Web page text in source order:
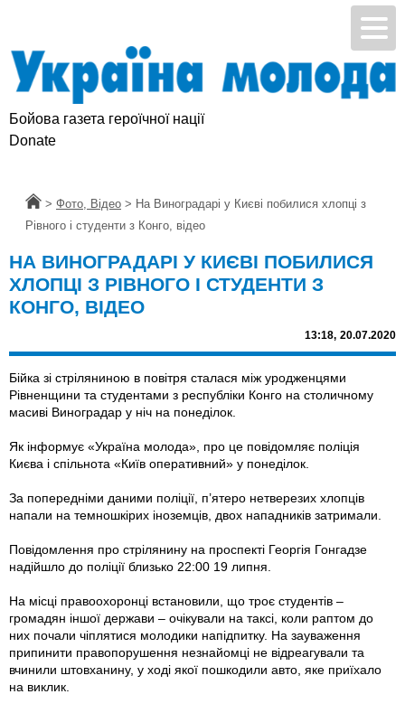
Бойова газета героїчної нації
Donate
Головна
> Фото, Відео > На Виноградарі у Києві побилися хлопці з
Рівного і студенти з Конго, відео
НА ВИНОГРАДАРІ У КИЄВІ ПОБИЛИСЯ
ХЛОПЦІ З РІВНОГО І СТУДЕНТИ З
КОНГО, ВІДЕО
13:18, 20.07.2020
Бійка зі стріляниною в повітря сталася між уродженцями
Рівненщини та студентами з республіки Конго на столичному
масиві Виноградар у ніч на понеділок.
Як інформує «Україна молода», про це повідомляє поліція
Києва і спільнота «Київ оперативний» у понеділок.
За попередніми даними поліції, п’ятеро нетверезих хлопців
напали на темношкірих іноземців, двох нападників затримали.
Повідомлення про стрілянину на проспекті Георгія Гонгадзе
надійшло до поліції близько 22:00 19 липня.
На місці правоохоронці встановили, що троє студентів –
громадян іншої держави – очікували на таксі, коли раптом до
них почали чіплятися молодики напідпитку. На зауваження
припинити правопорушення незнайомці не відреагували та
вчинили штовханину, у ході якої пошкодили авто, яке приїхало
на виклик.